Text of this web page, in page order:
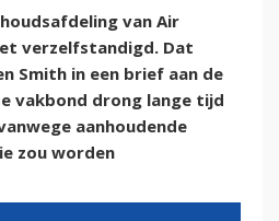
van Air
verzelfstandigd. Dat
Smith in een brief aan de
vakbond drong lange tijd
aanhoudende
zou worden